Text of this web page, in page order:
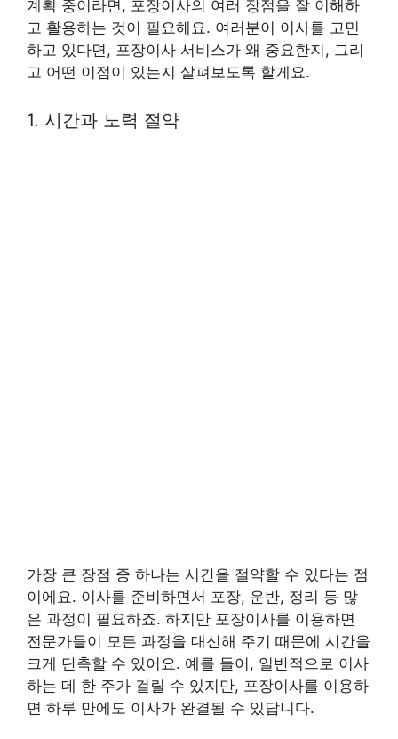
계획 중이라면, 포장이사의 여러 장점을 잘 이해하
고 활용하는 것이 필요해요. 여러분이 이사를 고민
하고 있다면, 포장이사 서비스가 왜 중요한지, 그리
고 어떤 이점이 있는지 살펴보도록 할게요.
1. 시간과 노력 절약
가장 큰 장점 중 하나는 시간을 절약할 수 있다는 점
이에요. 이사를 준비하면서 포장, 운반, 정리 등 많
은 과정이 필요하죠. 하지만 포장이사를 이용하면
전문가들이 모든 과정을 대신해 주기 때문에 시간을
크게 단축할 수 있어요. 예를 들어, 일반적으로 이사
하는 데 한 주가 걸릴 수 있지만, 포장이사를 이용하
면 하루 만에도 이사가 완결될 수 있답니다.